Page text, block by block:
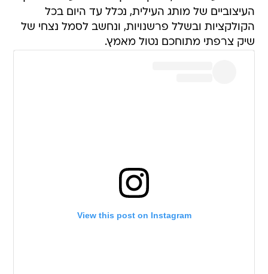
העיצוביים של מותג העילית, נכלל עד היום בכל
הקולקציות ובשלל פרשנויות, ונחשב לסמל נצחי של
שיק צרפתי מתוחכם נטול מאמץ.
View this post on Instagram